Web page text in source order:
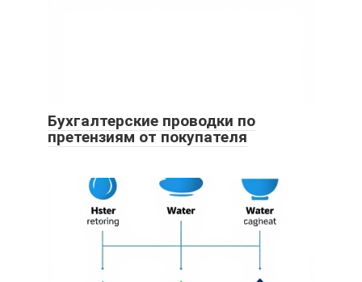
Бухгалтерские проводки по
претензиям от покупателя